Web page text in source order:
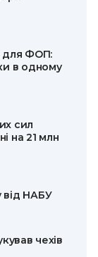
для ФОП:
в одному
сил
на 21 млн
від НАБУ
чехів